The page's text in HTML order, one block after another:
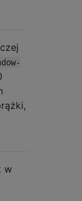
w